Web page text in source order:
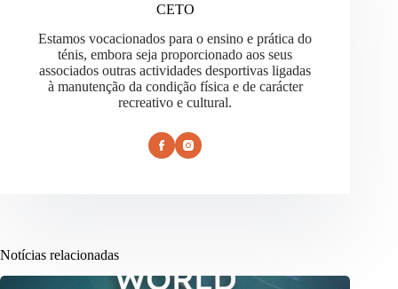
CETO
Estamos vocacionados para o ensino e prática do
ténis, embora seja proporcionado aos seus
associados outras actividades desportivas ligadas
à manutenção da condição física e de carácter
recreativo e cultural.
Notícias relacionadas